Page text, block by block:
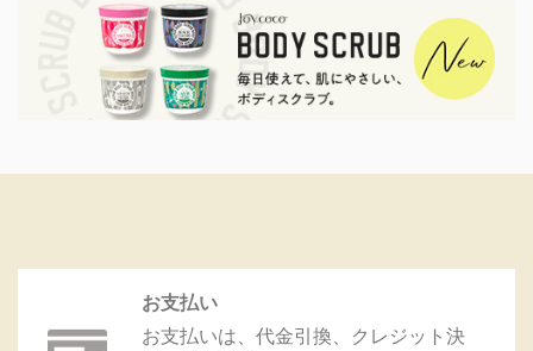
お支払い
お支払いは、代金引換、クレジット決